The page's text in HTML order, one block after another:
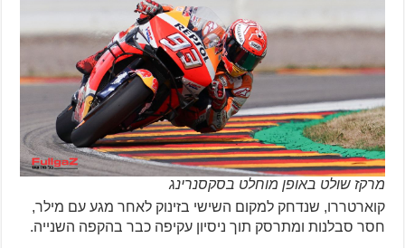
מרקז שולט באופן מוחלט בסקסנרינג
קוארטררו, שנדחק למקום השישי בזינוק לאחר מגע עם מילר,
חסר סבלנות ומתרסק תוך ניסיון עקיפה כבר בהקפה השנייה.